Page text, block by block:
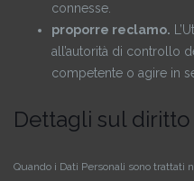
connesse.
proporre reclamo.
all’autorità di controllo
competente o agire in
Dettagli sul
Quando i Dati Personali sono trattati